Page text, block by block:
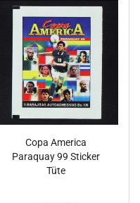
Copa America
Paraquay 99 Sticker
Tüte